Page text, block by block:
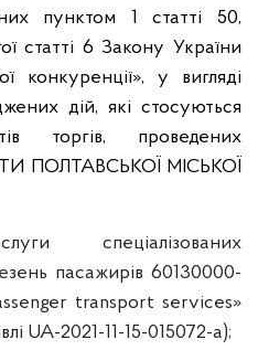
пунктом 1 статті 50,
статті 6 Закону України
конкуренції», у вигляді
дій, які стосуються
торгів, проведених
ПОЛТАВСЬКОЇ МІСЬКОЇ
спеціалізованих
пасажирів 60130000-
transport services»
UA-2021-11-15-015072-a);